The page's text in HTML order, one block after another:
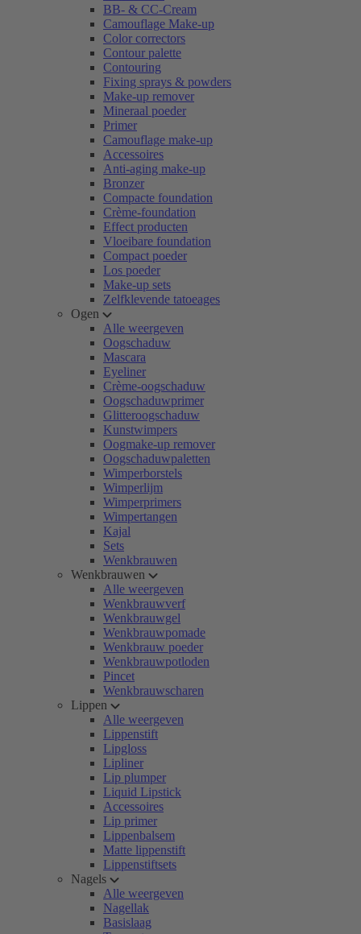
BB- & CC-Cream
Camouflage Make-up
Color correctors
Contour palette
Contouring
Fixing sprays & powders
Make-up remover
Mineraal poeder
Primer
Camouflage make-up
Accessoires
Anti-aging make-up
Bronzer
Compacte foundation
Crème-foundation
Effect producten
Vloeibare foundation
Compact poeder
Los poeder
Make-up sets
Zelfklevende tatoeages
Ogen
Alle weergeven
Oogschaduw
Mascara
Eyeliner
Crème-oogschaduw
Oogschaduwprimer
Glitteroogschaduw
Kunstwimpers
Oogmake-up remover
Oogschaduwpaletten
Wimperborstels
Wimperlijm
Wimperprimers
Wimpertangen
Kajal
Sets
Wenkbrauwen
Wenkbrauwen
Alle weergeven
Wenkbrauwverf
Wenkbrauwgel
Wenkbrauwpomade
Wenkbrauw poeder
Wenkbrauwpotloden
Pincet
Wenkbrauwscharen
Lippen
Alle weergeven
Lippenstift
Lipgloss
Lipliner
Lip plumper
Liquid Lipstick
Accessoires
Lip primer
Lippenbalsem
Matte lippenstift
Lippenstiftsets
Nagels
Alle weergeven
Nagellak
Basislaag